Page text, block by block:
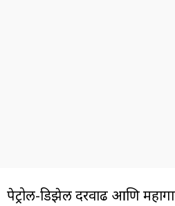
पेट्रोल-डिझेल दरवाढ आणि